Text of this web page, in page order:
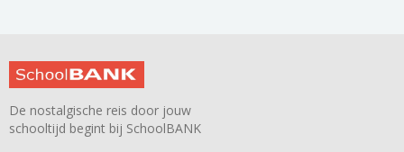
De nostalgische reis door jouw
schooltijd begint bij SchoolBANK